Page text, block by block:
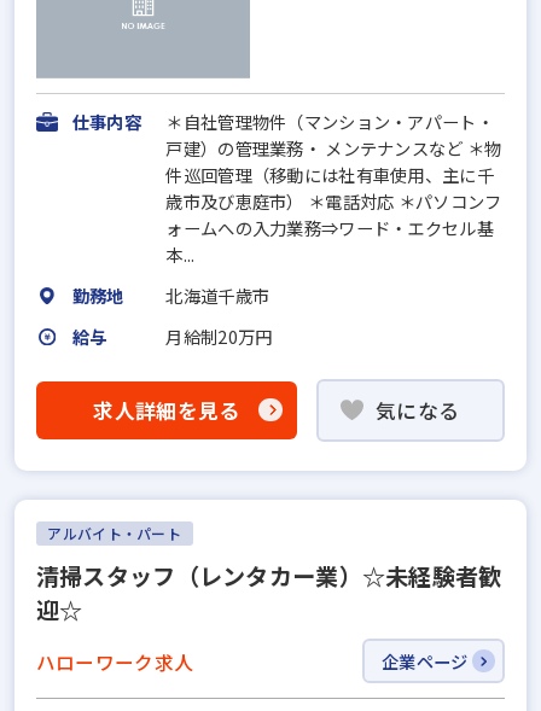
仕事内容
＊自社管理物件（マンション・アパート・
戸建）の管理業務・ メンテナンスなど ＊物
件巡回管理（移動には社有車使用、主に千
歳市及び恵庭市） ＊電話対応 ＊パソコンフ
ォームへの入力業務⇒ワード・エクセル基
本...
勤務地
北海道千歳市
給与
月給制20万円
求人詳細を見る 気になる
アルバイト・パート
清掃スタッフ（レンタカー業）☆未経験者歓
迎☆
ハローワーク求人 企業ページ